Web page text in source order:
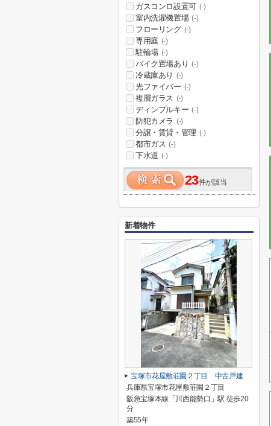
ガスコンロ設置可 (-)
室内洗濯機置場 (-)
フローリング (-)
専用庭 (-)
駐輪場 (-)
バイク置場あり (-)
冷蔵庫あり (-)
光ファイバー (-)
複層ガラス (-)
ディンプルキー (-)
防犯カメラ (-)
分譲・賃貸・管理 (-)
都市ガス (-)
下水道 (-)
23件が該当
新着物件
宝塚市花屋敷荘園２丁目 中古戸建
兵庫県宝塚市花屋敷荘園２丁目
阪急宝塚本線「川西能勢口」駅 徒歩20
分
築55年